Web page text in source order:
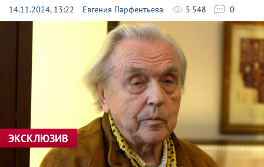
14.11.2024, 13:22 Евгения Парфентьева 5 548 0
ЭКСКЛЮЗИВ